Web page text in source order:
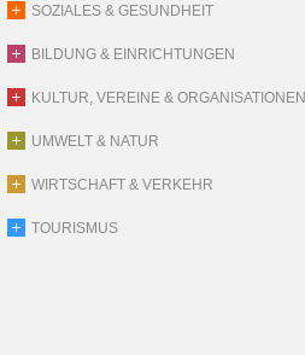
SOZIALES & GESUNDHEIT
BILDUNG & EINRICHTUNGEN
KULTUR, VEREINE & ORGANISATIONEN
UMWELT & NATUR
WIRTSCHAFT & VERKEHR
TOURISMUS